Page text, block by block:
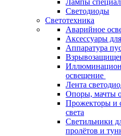
Лампы
Светодиоды
Светотехника
Аварийное
Аксессуары
Аппаратура
освещение
Лента
Опоры, мачты
Прожекторы и
света
Светильники
пролётов и